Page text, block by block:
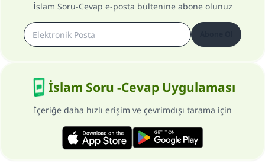
İslam Soru-Cevap e-posta bültenine abone olunuz
İslam Soru -Cevap Uygulaması
İçeriğe daha hızlı erişim ve çevrimdışı tarama için